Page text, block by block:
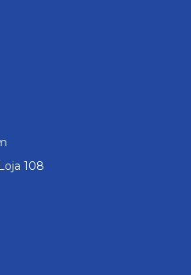
108